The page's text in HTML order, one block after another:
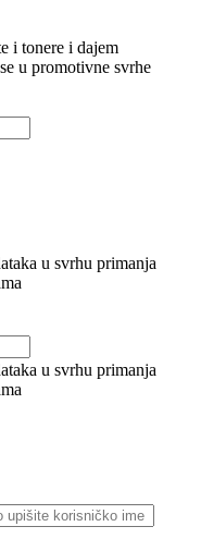
i tonere i dajem
u promotivne svrhe
u svrhu primanja
u svrhu primanja